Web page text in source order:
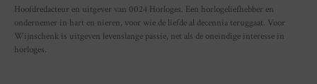
Hoofdredacteur en uitgever van 0024 Horloges. Een horlogeliefhebber en
ondernemer in hart en nieren, voor wie de liefde al decennia teruggaat. Voor
Wijnschenk is uitgeven levenslange passie, net als de oneindige interesse in
horloges.